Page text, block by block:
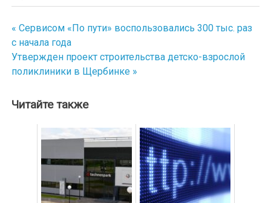
Навигация
по
записям
« Сервисом «По пути» воспользовались 300 тыс. раз
с начала года
Утвержден проект строительства детско-взрослой
поликлиники в Щербинке »
Читайте также